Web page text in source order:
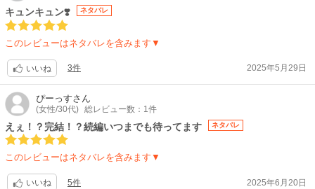
キュンキュン❣️ ネタバレ
このレビューはネタバレを含みます▼
いいね 3件 2025年5月29日
ぴーっすさん
(女性/30代) 総レビュー数：1件
えぇ！？完結！？続編いつまでも待ってます ネタバレ
このレビューはネタバレを含みます▼
いいね 5件 2025年6月20日